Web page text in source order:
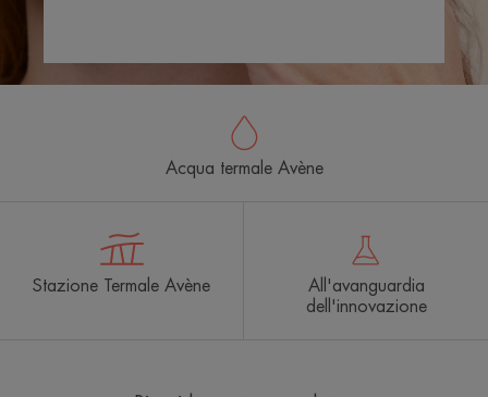
Acqua termale Avène
Stazione Termale Avène
All'avanguardia
dell'innovazione